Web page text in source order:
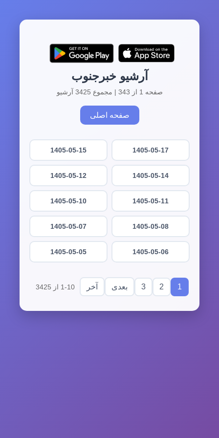
آرشیو خبرجنوب
صفحه 1 از 343 | مجموع 3425 آرشیو
صفحه اصلی
1405-05-17
1405-05-15
1405-05-14
1405-05-12
1405-05-11
1405-05-10
1405-05-08
1405-05-07
1405-05-06
1405-05-05
1
2
3 بعدی آخر 1-10 از 3425